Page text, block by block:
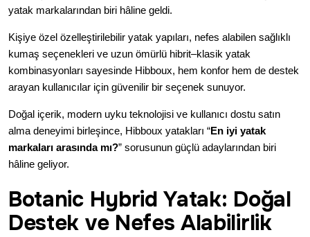
yatak markalarından biri hâline geldi.
Kişiye özel özelleştirilebilir yatak yapıları, nefes alabilen sağlıklı
kumaş seçenekleri ve uzun ömürlü hibrit–klasik yatak
kombinasyonları sayesinde Hibboux, hem konfor hem de destek
arayan kullanıcılar için güvenilir bir seçenek sunuyor.
Doğal içerik, modern uyku teknolojisi ve kullanıcı dostu satın
alma deneyimi birleşince, Hibboux yatakları “En iyi yatak
markaları arasında mı?” sorusunun güçlü adaylarından biri
hâline geliyor.
Botanic Hybrid Yatak: Doğal
Destek ve Nefes Alabilirlik